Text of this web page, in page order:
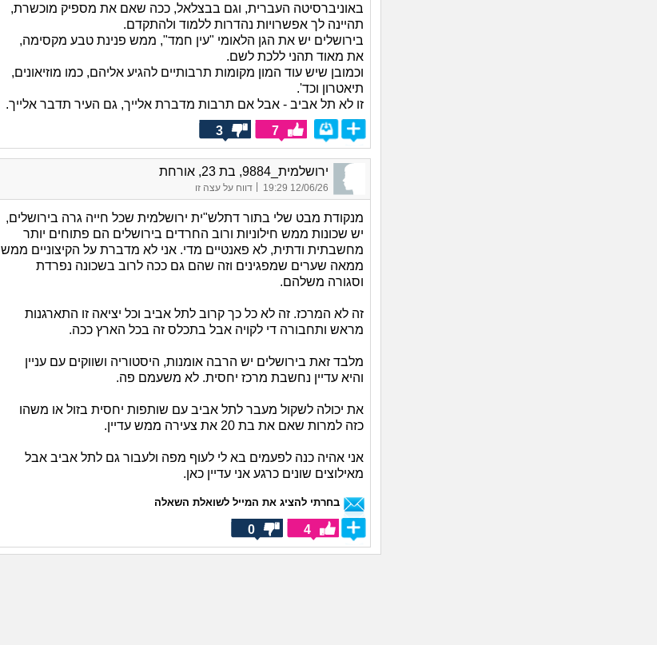
באוניברסיטה העברית, וגם בבצלאל, ככה שאם את מספיק מוכשרת,
תהיינה לך אפשרויות נהדרות ללמוד ולהתקדם.
בירושלים יש את הגן הלאומי "עין חמד", ממש פנינת טבע מקסימה,
את מאוד תהני ללכת לשם.
וכמובן שיש עוד המון מקומות תרבותיים להגיע אליהם, כמו מוזיאונים,
תיאטרון וכד'.
זו לא תל אביב - אבל אם תרבות מדברת אלייך, גם העיר תדבר אלייך.
7
3
ירושלמית_9884, בת 23, אורחת
12/06/26 19:29 דווח על עצה זו
מנקודת מבט שלי בתור דתלש"ית ירושלמית שכל חייה גרה בירושלים,
יש שכונות ממש חילוניות ורוב החרדים בירושלים הם פתוחים יותר
מחשבתית ודתית, לא פאנטיים מדי. אני לא מדברת על הקיצוניים ממש
ממאה שערים שמפגינים וזה שהם גם ככה לרוב בשכונה נפרדת
וסגורה משלהם.
זה לא המרכז. זה לא כל כך קרוב לתל אביב וכל יציאה זו התארגנות
מראש ותחבורה די לקויה אבל בתכלס זה בכל הארץ ככה.
מלבד זאת בירושלים יש הרבה אומנות, היסטוריה ושווקים עם עניין
והיא עדיין נחשבת מרכז יחסית. לא משעמם פה.
את יכולה לשקול מעבר לתל אביב עם שותפות יחסית בזול או משהו
כזה למרות שאם את בת 20 את צעירה ממש עדיין.
אני אהיה כנה לפעמים בא לי לעוף מפה ולעבור גם לתל אביב אבל
מאילוצים שונים כרגע אני עדיין כאן.
בחרתי להציג את המייל לשואלת השאלה
4
0